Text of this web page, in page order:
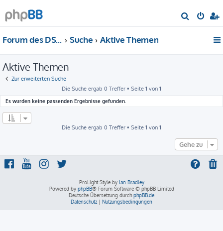
u
Forum des DS-Club Deutschland e.V. Suche Aktive Themen
Aktive Themen
Zur erweiterten Suche
Die Suche ergab 0 Treffer • Seite 1 von 1
Es wurden keine passenden Ergebnisse gefunden.
Die Suche ergab 0 Treffer • Seite 1 von 1
Gehe zu
ProLight Style by Ian Bradley
Powered by phpBB® Forum Software © phpBB Limited
Deutsche Übersetzung durch phpBB.de
Datenschutz | Nutzungsbedingungen